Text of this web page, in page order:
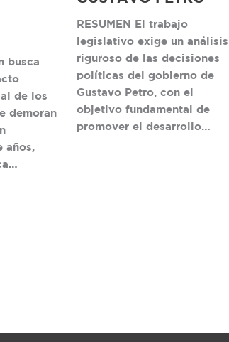
busca
de los
demoran
años,
RESUMEN El trabajo
legislativo exige un análisis
riguroso de las decisiones
políticas del gobierno de
Gustavo Petro, con el
objetivo fundamental de
promover el desarrollo…